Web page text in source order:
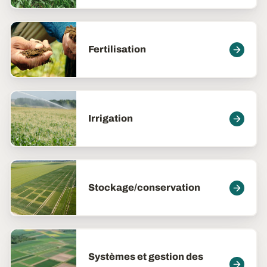
Fertilisation
Irrigation
Stockage/conservation
Systèmes et gestion des